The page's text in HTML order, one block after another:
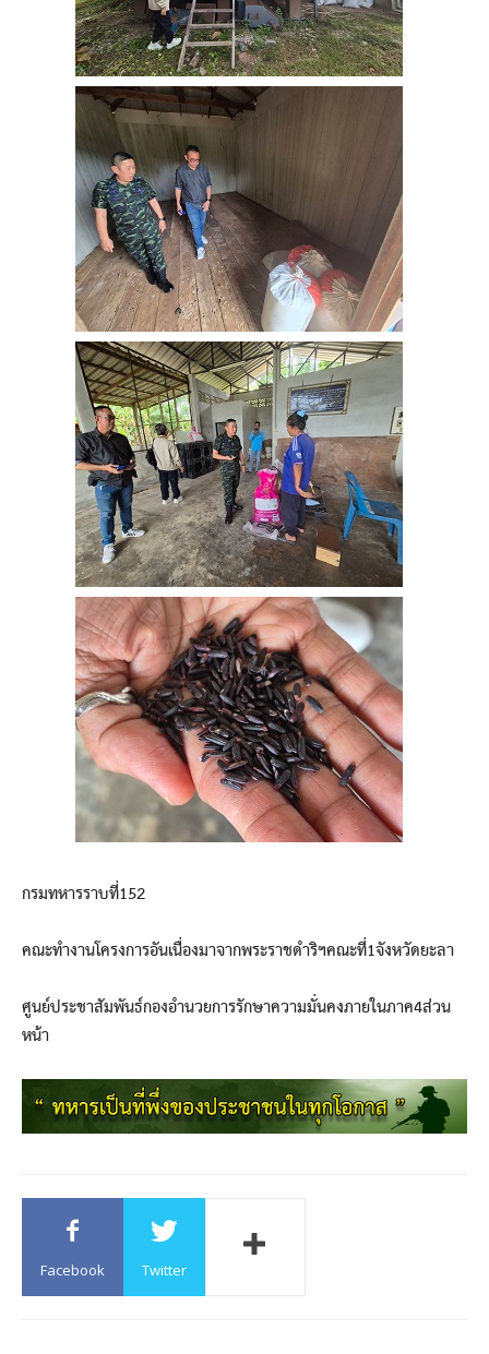
กรมทหารราบที่152
คณะทำงานโครงการอันเนื่องมาจากพระราชดำริฯคณะที่1จังหวัดยะลา
ศูนย์ประชาสัมพันธ์กองอำนวยการรักษาความมั่นคงภายในภาค4ส่วน
หน้า
Facebook Twitter